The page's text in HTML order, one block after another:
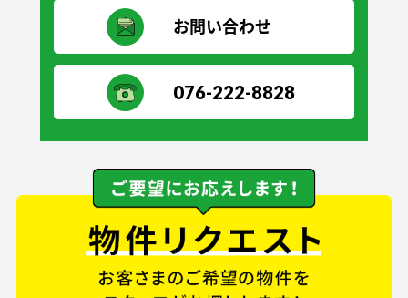
お問い合わせ
076-222-8828